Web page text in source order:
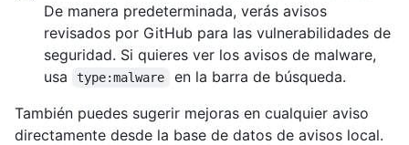
De manera predeterminada, verás avisos
revisados por GitHub para las vulnerabilidades de
seguridad. Si quieres ver los avisos de malware,
usa
type:malware
en la barra de búsqueda.
También puedes sugerir mejoras en cualquier aviso
directamente desde la base de datos de avisos local.